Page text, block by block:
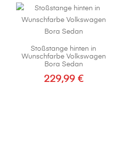
Stoßstange hinten in
Wunschfarbe Volkswagen
Bora Sedan
229,99 €